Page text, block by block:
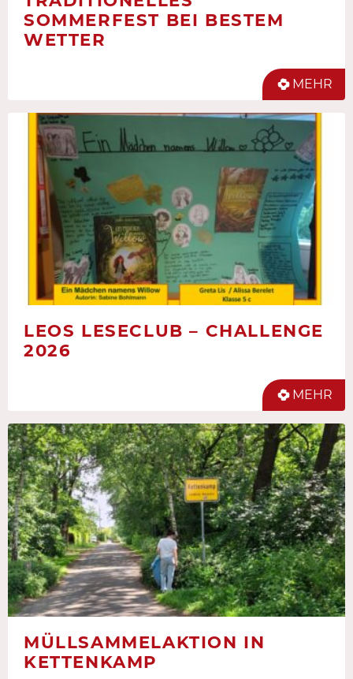
SOMMERFEST BEI BESTEM
WETTER
MEHR
LEOS LESECLUB – CHALLENGE
2026
MEHR
MÜLLSAMMELAKTION IN
KETTENKAMP